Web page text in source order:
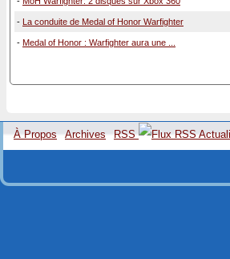
- La conduite de Medal of Honor Warfighter
- Medal of Honor : Warfighter aura une ...
À Propos Archives RSS